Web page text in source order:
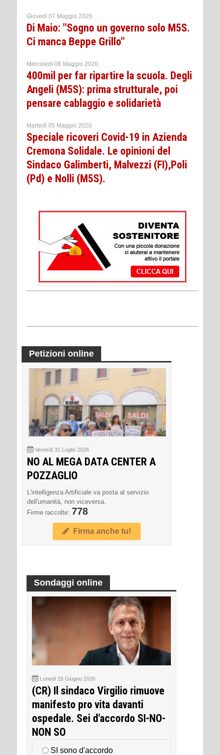
Giovedì 07 Maggio 2020
Di Maio: ''Sogno un governo solo M5S.
Ci manca Beppe Grillo''
Mercoledì 06 Maggio 2020
400mil per far ripartire la scuola. Degli
Angeli (M5S): prima strutturale, poi
pensare cablaggio e solidarietà
Martedì 05 Maggio 2020
Speciale ricoveri Covid-19 in Azienda
Cremona Solidale. Le opinioni del
Sindaco Galimberti, Malvezzi (FI),Poli
(Pd) e Nolli (M5S).
Petizioni online
Venerdì 31 Luglio 2026
NO AL MEGA DATA CENTER A
POZZAGLIO
L'intelligenza Artificiale va posta al servizio
dell'umanità, non viceversa.
Firme raccolte: 778
Firma anche tu!
Sondaggi online
Lunedì 15 Giugno 2026
(CR) Il sindaco Virgilio rimuove
manifesto pro vita davanti
ospedale. Sei d'accordo SI-NO-
NON SO
SI sono d'accordo